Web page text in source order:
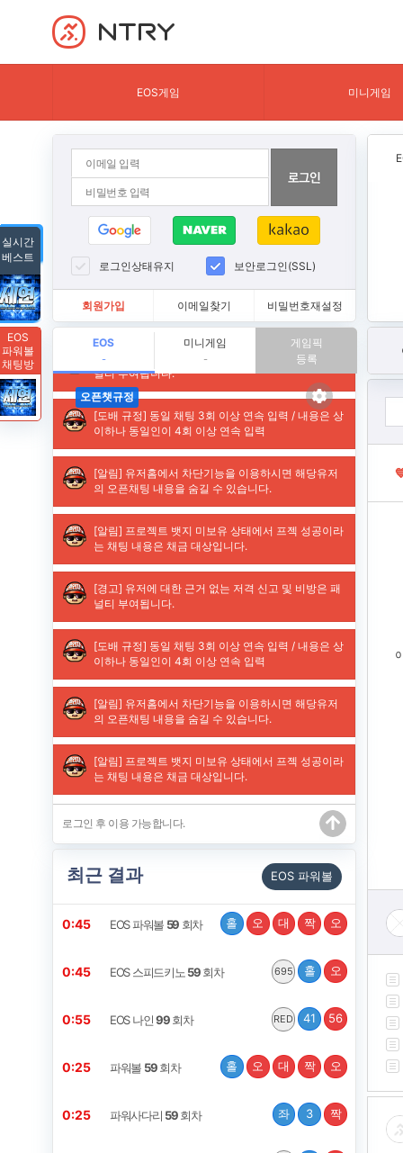
NTRY
EOS게임 미니게임
로그인상태유지 보안로그인(SSL)
회원가입 이메일찾기 비밀번호재설정
EOS
-
미니게임
-
게임픽
등록
최근 결과 EOS 파워볼
0:44 EOS 파워볼 59 회차 홀 오 대 짝 오
0:44 EOS 스피드키노 59회차 695 홀 오
0:54 EOS 나인99회차 RED 41 56
0:24 파워볼 59회차 홀 오 대 짝 오
0:24 파워사다리 59회차 좌 3 짝
실시간
베스트
EOS
파워볼
채팅방